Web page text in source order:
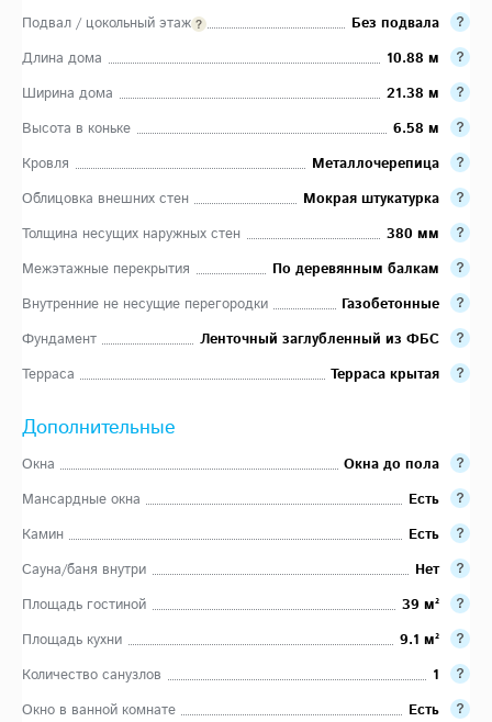
Подвал / цокольный этаж
Без подвала
Длина дома
10.88 м
Ширина дома
21.38 м
Высота в коньке
6.58 м
Кровля
Металлочерепица
Облицовка внешних стен
Мокрая штукатурка
Толщина несущих наружных стен
380 мм
Межэтажные перекрытия
По деревянным балкам
Внутренние не несущие перегородки
Газобетонные
Фундамент
Ленточный заглубленный из ФБС
Терраса
Терраса крытая
Дополнительные
Окна
Окна до пола
Мансардные окна
Есть
Камин
Есть
Сауна/баня внутри
Нет
Площадь гостиной
39 м²
Площадь кухни
9.1 м²
Количество санузлов
1
Окно в ванной комнате
Есть